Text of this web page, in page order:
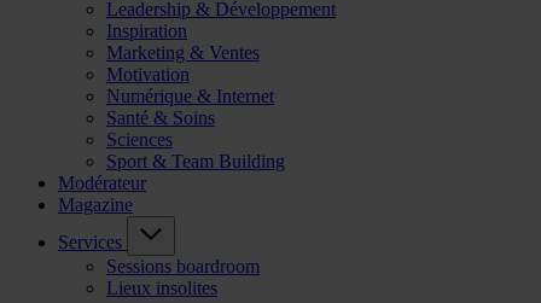
Leadership & Développement
Inspiration
Marketing & Ventes
Motivation
Numérique & Internet
Santé & Soins
Sciences
Sport & Team Building
Modérateur
Magazine
Services
Sessions boardroom
Lieux insolites